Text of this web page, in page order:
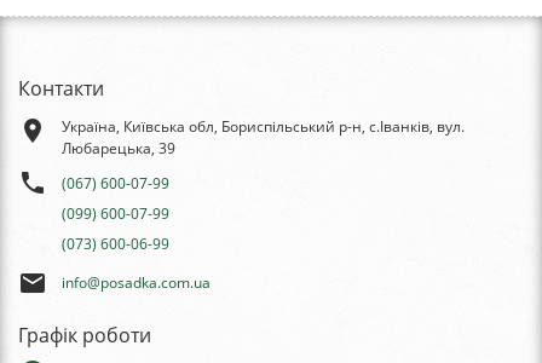
Контакти
place
Україна, Київська обл, Бориспільський р-н, с.Іванків, вул.
Любарецька, 39
phone
(067) 600-07-99
(099) 600-07-99
(073) 600-06-99
email info@posadka.com.ua
Графік роботи